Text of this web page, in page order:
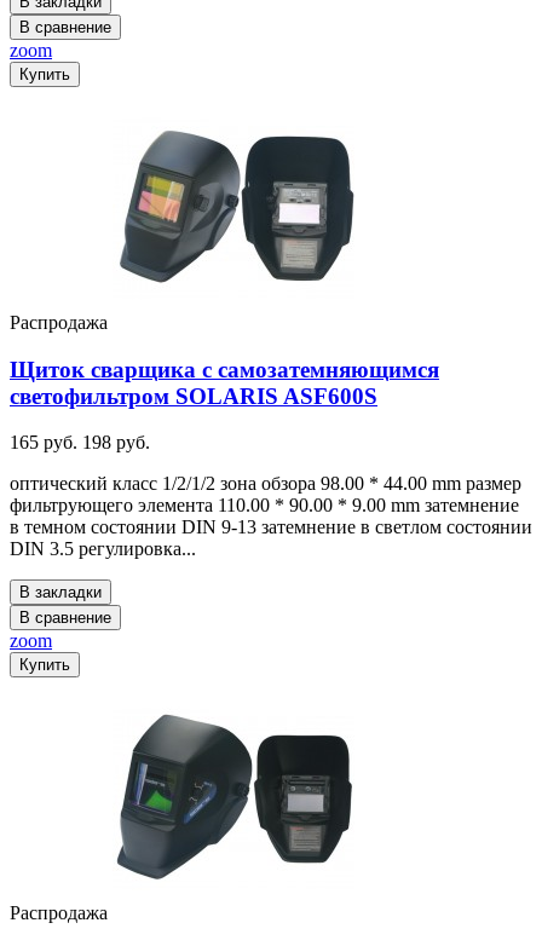
В сравнение
zoom
Купить
Распродажа
Щиток сварщика с самозатемняющимся
светофильтром SOLARIS ASF600S
165 руб. 198 руб.
оптический класс 1/2/1/2 зона обзора 98.00 * 44.00 mm размер
фильтрующего элемента 110.00 * 90.00 * 9.00 mm затемнение
в темном состоянии DIN 9-13 затемнение в светлом состоянии
DIN 3.5 регулировка...
В закладки
В сравнение
zoom
Купить
Распродажа